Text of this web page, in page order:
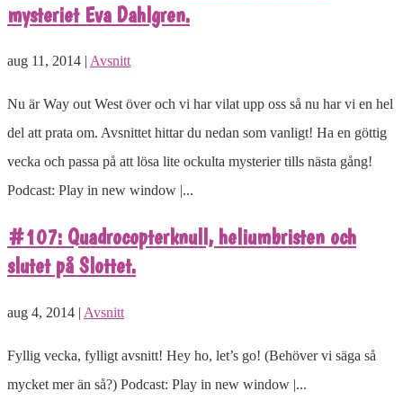
mysteriet Eva Dahlgren.
aug 11, 2014 | Avsnitt
Nu är Way out West över och vi har vilat upp oss så nu har vi en hel
del att prata om. Avsnittet hittar du nedan som vanligt! Ha en göttig
vecka och passa på att lösa lite ockulta mysterier tills nästa gång!
Podcast: Play in new window |...
#107: Quadrocopterknull, heliumbristen och
slutet på Slottet.
aug 4, 2014 | Avsnitt
Fyllig vecka, fylligt avsnitt! Hey ho, let’s go! (Behöver vi säga så
mycket mer än så?) Podcast: Play in new window |...